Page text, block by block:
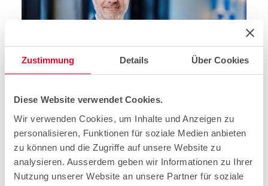
Zustimmung Details Über Cookies
Diese Website verwendet Cookies.
Wir verwenden Cookies, um Inhalte und Anzeigen zu
personalisieren, Funktionen für soziale Medien anbieten
zu können und die Zugriffe auf unsere Website zu
analysieren. Ausserdem geben wir Informationen zu Ihrer
Nutzung unserer Website an unsere Partner für soziale
Finance.
La trasparenza come base per la gestione dell'azienda.
La divisione Finanze, guidata da Ulrich Schädler, si